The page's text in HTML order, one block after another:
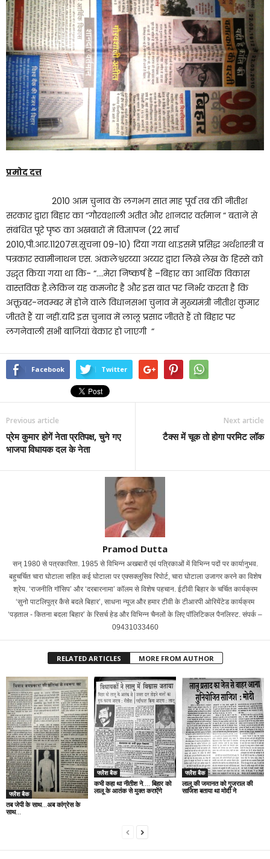
प्रमोद दत्त
2010 आम चुनाव के लगभग सात माह पूर्व तब की नीतीश
सरकार द्वारा बिहार का “गौरवशाली अतीत और शानदार वर्तमान “ बताने से
संबंधित पूरे पृष्ठ का अखबारों में विज्ञापन (22 मार्च
2010,पी.आर.11207स.सूचना 09-10) दिया गया था.इसमें प्रसिद्ध अर्थशास्त्री व
पत्रकार स्वामीनाथन एस. अंकलेश्वरय्या अय्यर द्वारा लिखे लेख के हिस्से को
उद्धृत किया गया था कि- “….मेरा निष्कर्ष है –बिहार का आर्थिक विकास
वास्तविक है.लेकिन यह कमजोर है और इस बात पर निर्भर करता है कि
अक्तूबर-नवम्बर में होने वाले विधानसभा चुनाव में मुख्यमंत्री नीतीश कुमार
जीतते हैं या नहीं.यदि इस चुनाव में लालू प्रसाद जीतते हैं तो बिहार पर
लगनेवाली सभी बाजियां बेकार हो जाएगी “
Facebook Twitter
Previous article
प्रेम कुमार होगें नेता प्रतिपक्ष, चुने गए
भाजपा विधायक दल के नेता
Next article
टैक्स में चूक तो होगा परमिट लॉक
Pramod Dutta
सन् 1980 से पत्रकारिता. 1985 से विभिन्न अखबारों एवं पत्रिकाओं में विभिन्न पदों पर कार्यानुभव.
बहुचर्चित चारा घोटाला सहित कई घोटाला पर एक्सक्लुसिव रिपोर्ट, चारा घोटाला उजागर करने का विशेष
श्रेय. ‘राजनीति गॉसिप’ और ‘दरबारनामा’ कॉलम से विशेष पहचान. ईटीवी बिहार के चर्चित कार्यक्रम
‘सुनो पाटलिपुत्र कैसे बदले बिहार’, साधना न्यूज और हमार टीवी के टीआरपी ओरियेंटेड कार्यक्रम
‘पड़ताल - कितना बदला बिहार’ के रिसर्च हेड और विभिन्न चैनलों के लिए पॉलिटिकल पैनलिस्ट. संपर्क –
09431033460
RELATED ARTICLES MORE FROM AUTHOR
फ्लैश बैक
तब जेपी के साथ…अब कांग्रेस के
साथ…
फ्लैश बैक
कभी कहा था नीतीश ने…. बिहार को
लालू के आतंक से मुक्त कराऐंगे
फ्लैश बैक
लालू की जमानत को गुजराल की
साजिश बताया था मोदी ने